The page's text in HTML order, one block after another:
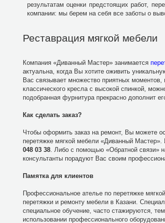
результатам оценки предстоящих работ,
компании: мы берем на себя все заботы о
Реставрация мягкой мебели
Компания «Диванный Мастер» занимается
актуальна, когда Вы хотите оживить
Вас связывает множество приятных моментов,
классического кресла с высокой спинкой,
подобранная фурнитура прекрасно дополнит
Как сделать заказ?
Чтобы оформить заказ на ремонт, Вы можете
перетяжке мягкой мебели «Диванный
048 03 38. Либо с помощью «Обратной связи»
консультанты порадуют Вас своим
Памятка для клиентов
Профессиональное ателье по перетяжке
перетяжки и ремонту мебели в Казани.
специальное обучение, часто стажируются,
использовании профессионального